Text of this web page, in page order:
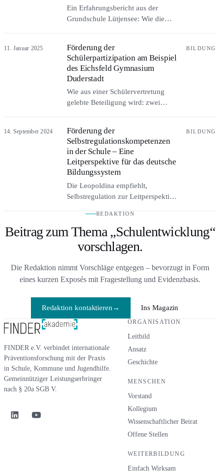
Ein Erfahrungsbericht aus der
Grundschule Lütjensee: Wie die
Schulstart verändert, das
Klassenklima beruhigt und stille
Kinder genauso erreicht wie laute.
11. Januar 2025
Förderung der
Schülerpartizipation am Beispiel
des Eichsfeld Gymnasium
Duderstadt
Wie aus einer Schülervertretung
gelebte Beteiligung wird: zwei
Geschäftsordnung, selbstgedrehte
Erklärvideos, eine Mini-SV für die
Jüngeren und kleine
Erfolgserlebnisse als Motor.
BILDUNG
14. September 2024
Förderung der
Selbstregulationskompetenzen
in der Schule – Eine
Leitperspektive für das deutsche
Bildungssystem
Die Leopoldina empfiehlt,
Selbstregulation zur Leitperspektive
Was kognitive, emotionale,
motivationale und soziale
Selbststeuerung für Unterricht,
Schulentwicklung und
BILDUNG
REDAKTION
Beitrag zum Thema „Schulentwicklung“
vorschlagen.
Die Redaktion nimmt Vorschläge entgegen – bevorzugt in Form
eines kurzen Exposés mit Fragestellung und Evidenzbasis.
Redaktion kontaktieren → Ins Magazin
FINDER e.V. verbindet internationale
Präventionsforschung mit der Praxis
in Schule, Kommune und Jugendhilfe.
Gemeinnütziger Leistungserbringer
nach § 20a SGB V.
ORGANISATION
Leitbild
Ansatz
Geschichte
MENSCHEN
Vorstand
Kollegium
Wissenschaftlicher Beirat
Offene Stellen
WEITERBILDUNG
Einfach Wirksam